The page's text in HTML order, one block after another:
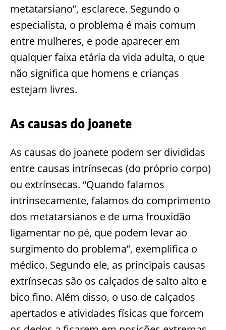
metatarsiano”, esclarece. Segundo o
especialista, o problema é mais comum
entre mulheres, e pode aparecer em
qualquer faixa etária da vida adulta, o que
não significa que homens e crianças
estejam livres.
As causas do joanete
As causas do joanete podem ser divididas
entre causas intrínsecas (do próprio corpo)
ou extrínsecas. “Quando falamos
intrinsecamente, falamos do comprimento
dos metatarsianos e de uma frouxidão
ligamentar no pé, que podem levar ao
surgimento do problema”, exemplifica o
médico. Segundo ele, as principais causas
extrínsecas são os calçados de salto alto e
bico fino. Além disso, o uso de calçados
apertados e atividades físicas que forcem